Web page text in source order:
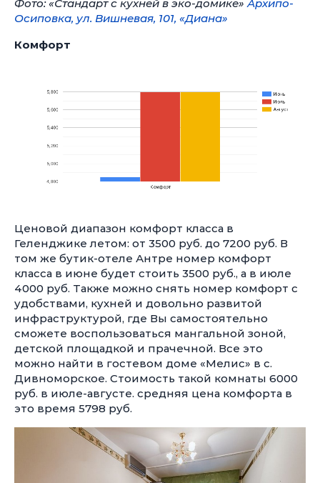
Фото: «Стандарт с кухней в эко-домике» Архипо-
Осиповка, ул. Вишневая, 101, «Диана»
Комфорт
Ценовой диапазон комфорт класса в
Геленджике летом: от 3500 руб. до 7200 руб. В
том же бутик-отеле Антре номер комфорт
класса в июне будет стоить 3500 руб., а в июле
4000 руб. Также можно снять номер комфорт с
удобствами, кухней и довольно развитой
инфраструктурой, где Вы самостоятельно
сможете воспользоваться мангальной зоной,
детской площадкой и прачечной. Все это
можно найти в гостевом доме «Мелис» в с.
Дивноморское. Стоимость такой комнаты 6000
руб. в июле-августе. средняя цена комфорта в
это время 5798 руб.